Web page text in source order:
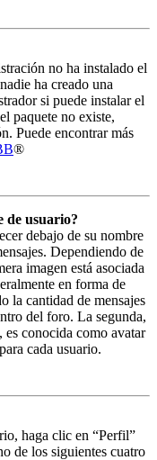
no ha instalado el
ha creado una
si puede instalar el
paquete no existe,
Puede encontrar más
®
de usuario?
debajo de su nombre
Dependiendo de
imagen está asociada
en forma de
la cantidad de mensajes
del foro. La segunda,
es conocida como avatar
cada usuario.
haga clic en “Perfil”
de los siguientes cuatro